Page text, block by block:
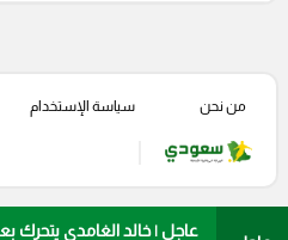
عاجل | خالد الغامدي يتحرك
من نحن سياسة الإستخدام